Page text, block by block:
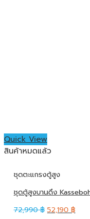
Quick View
สินค้าหมดแล้ว
ชุดตะแกรงตู้สูง
ชุดตู้สูงบานดึง
72,990฿ 52,190฿